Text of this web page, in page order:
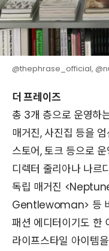
@thephrase_official,
더 프레이즈
총 3개 층으로 운영하
매거진, 사진집 등을
스토어, 토크 등으로
디렉터 줄리아나 나르
독립 매거진
Gentlewoman> 등
패션 에디터이기도 한
라이프스타일 아이템